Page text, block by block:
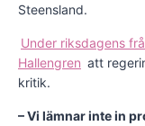
Steensland.
Under riksdagens
Hallengren att
kritik.
– Vi lämnar inte in